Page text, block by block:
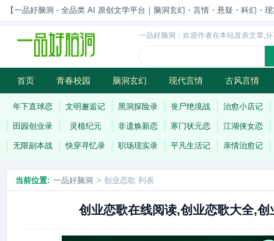
【一品好脑洞 - 全品类 AI 原创文学平台｜脑洞玄幻・言情・悬疑・科幻・
一品好脑洞：欢迎作者在本站发表文章,
首页 青春校园 脑洞玄幻 现代言情 古风言情
历史权谋 武侠江湖 灵异志怪 连载
年下直球恋 文明邂逅记 黑洞探险录 丧尸绝境战 治愈小店记
田园创业录 灵植纪元 非遗焕新恋 寒门状元恋 江湖侠女恋
无限副本战 快穿寻忆录 职场现实录 平凡生活记 亲情治愈记
当前位置: 一品好脑洞 > 创业恋歌 列表
创业恋歌在线阅读,创业恋歌大全,创